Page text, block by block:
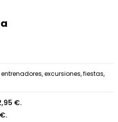
excursiones, fiestas,
€.